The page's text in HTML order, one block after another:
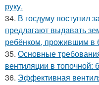
руку.
34. В госдуму поступил
предлагают выдавать
ребёнком, прожившим в
35. Основные
вентиляции в топочной:
36. Эффективная